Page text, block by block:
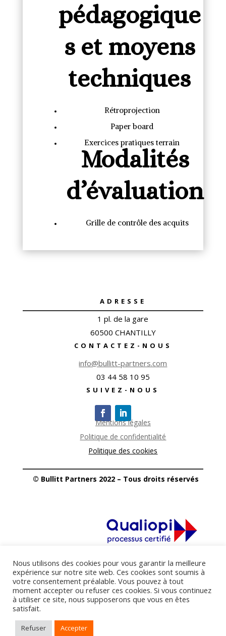
pédagogique
s et moyens
techniques
Rétroprojection
Paper board
Exercices pratiques terrain
Modalités
d’évaluation
Grille de contrôle des acquits
ADRESSE
1 pl. de la gare
60500 CHANTILLY
CONTACTEZ-NOUS
info@bullitt-partners.com
03 44 58 10 95
SUIVEZ-NOUS
Mentions légales
Politique de confidentialité
Politique des cookies
© Bullitt Partners 2022 – Tous droits réservés
au titre des catégories d’actions suivantes :
Les actions de formation (L.6313-1 – 1°)
Les bilans de compétences (L.6313-1 – 2°)
Téléchargez le certificat Qualiopi
Nous utilisons des cookies pour vous garantir la meilleure
expérience sur notre site web. Ces cookies sont soumis à
votre consentement préalable. Vous pouvez à tout
moment accepter ou refuser ces cookies. Si vous continuez
à utiliser ce site, nous supposerons que vous en êtes
satisfait.
Refuser Accepter